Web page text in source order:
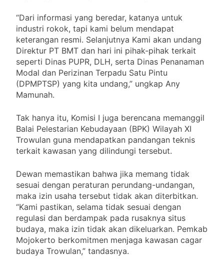
“Dari informasi yang beredar, katanya untuk
industri rokok, tapi kami belum mendapat
keterangan resmi. Selanjutnya Kami akan undang
Direktur PT BMT dan hari ini pihak-pihak terkait
seperti Dinas PUPR, DLH, serta Dinas Penanaman
Modal dan Perizinan Terpadu Satu Pintu
(DPMPTSP) yang kita undang,” ungkap Any
Mamunah.
Tak hanya itu, Komisi I juga berencana memanggil
Balai Pelestarian Kebudayaan (BPK) Wilayah XI
Trowulan guna mendapatkan pandangan teknis
terkait kawasan yang dilindungi tersebut.
Dewan memastikan bahwa jika memang tidak
sesuai dengan peraturan perundang-undangan,
maka izin usaha tersebut tidak akan diterbitkan.
“Kami pastikan, selama tidak sesuai dengan
regulasi dan berdampak pada rusaknya situs
budaya, maka izin tidak akan dikeluarkan. Pemkab
Mojokerto berkomitmen menjaga kawasan cagar
budaya Trowulan,” tandasnya.